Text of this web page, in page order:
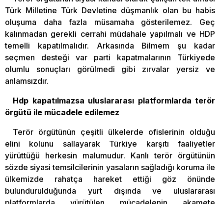
Türk Milletine Türk Devletine düşmanlık olan bu habis
oluşuma daha fazla müsamaha gösterilemez. Geç
kalınmadan gerekli cerrahi müdahale yapılmalı ve HDP
temelli kapatılmalıdır. Arkasında Bilmem şu kadar
seçmen desteği var parti kapatmalarının Türkiyede
olumlu sonuçları görülmedi gibi zırvalar yersiz ve
anlamsızdır.
Hdp kapatılmazsa uluslararası platformlarda terör
örgütü ile mücadele edilemez
Terör örgütünün çeşitli ülkelerde ofislerinin olduğu
elini kolunu sallayarak Türkiye karşıtı faaliyetler
yürüttüğü herkesin malumudur. Kanlı terör örgütünün
sözde siyasi temsilcilerinin yasaların sağladığı koruma ile
ülkemizde rahatça hareket ettiği göz önünde
bulundurulduğunda yurt dışında ve uluslararası